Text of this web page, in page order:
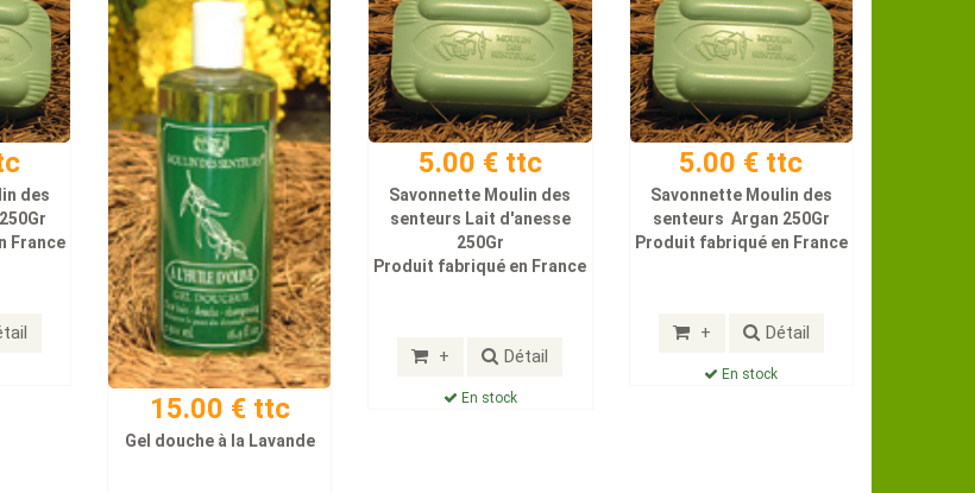
des
France
15.00 € ttc
Gel douche à la Lavande
5.00 € ttc
Savonnette Moulin des
senteurs Lait d'anesse
250Gr
Produit fabriqué en France
+ Détail
En stock
5.00 € ttc
Savonnette Moulin des
senteurs Argan 250Gr
Produit fabriqué en France
+ Détail
En stock